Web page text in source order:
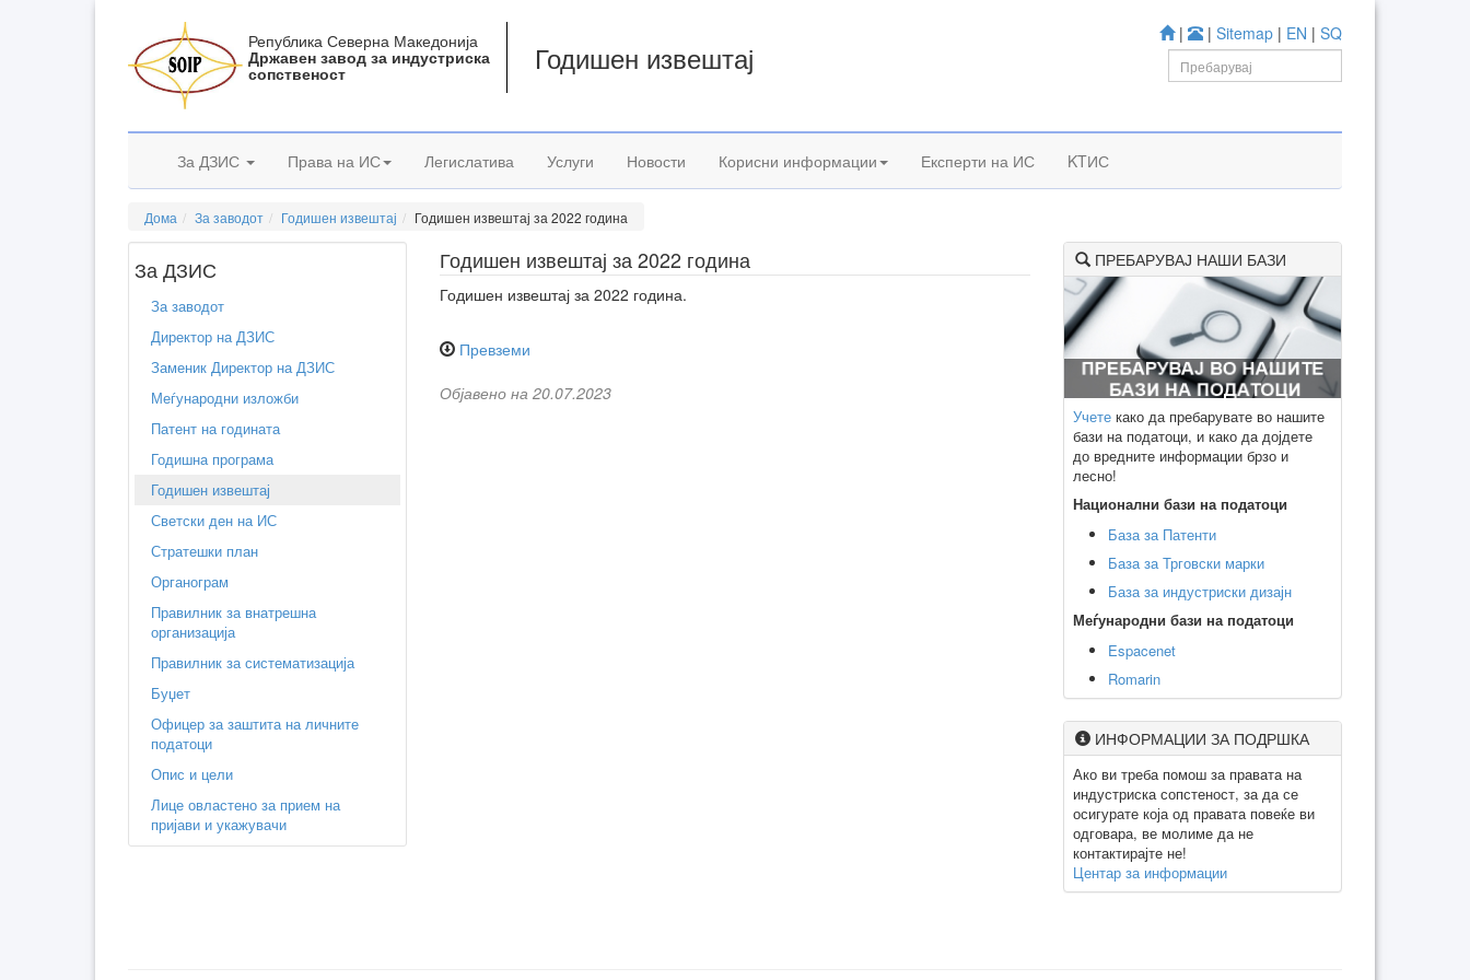
| | Sitemap | EN | SQ
Република Северна Македонија
Државен завод за индустриска
сопственост Годишен извештај
За ДЗИС Права на ИС Легислатива Услуги Новости Корисни информации Експерти на ИС KTИС
Дома За заводот Годишен извештај Годишен извештај за 2022 година
За ДЗИС
За заводот
Директор на ДЗИС
Заменик Директор на ДЗИС
Меѓународни изложби
Патент на годината
Годишна програма
Годишен извештај
Светски ден на ИС
Стратешки план
Органограм
Правилник за внатрешна
организација
Правилник за систематизација
Буџет
Офицер за заштита на личните
податоци
Опис и цели
Лице овластено за прием на
пријави и укажувачи
Годишен извештај за 2022 година
Годишен извештај за 2022 година.
Превземи
Објавено на 20.07.2023
ПРЕБАРУВАЈ НАШИ БАЗИ
Учете како да пребарувате во нашите
бази на податоци, и како да дојдете
до вредните информации брзо и
лесно!
Национални бази на податоци
База за Патенти
База за Трговски марки
База за индустриски дизајн
Меѓународни бази на податоци
Espacenet
Romarin
ИНФОРМАЦИИ ЗА ПОДРШКА
Ако ви треба помош за правата на
индустриска сопстеност, за да се
осигурате која од правата повеќе ви
одговара, ве молиме да не
контактирајте не!
Центар за информации